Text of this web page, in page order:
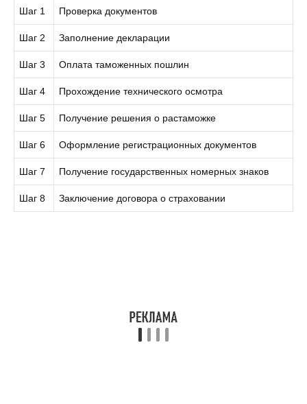
Шаг 1 Проверка документов
Шаг 2 Заполнение декларации
Шаг 3 Оплата таможенных пошлин
Шаг 4 Прохождение технического осмотра
Шаг 5 Получение решения о растаможке
Шаг 6 Оформление регистрационных документов
Шаг 7 Получение государственных номерных знаков
Шаг 8 Заключение договора о страховании